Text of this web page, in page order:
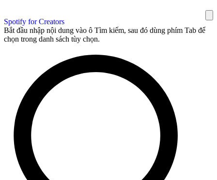
Spotify for Creators
Bắt đầu nhập nội dung vào ô Tìm kiếm, sau đó dùng phím Tab để
chọn trong danh sách tùy chọn.